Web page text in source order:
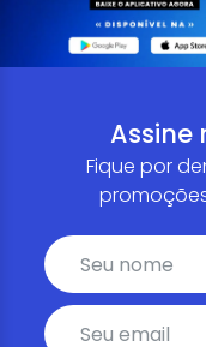
Assine
Fique por